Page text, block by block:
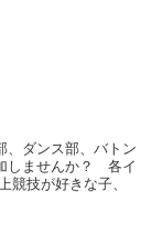
、ダンス部、バトン
しませんか？ 各イ
競技が好きな子、